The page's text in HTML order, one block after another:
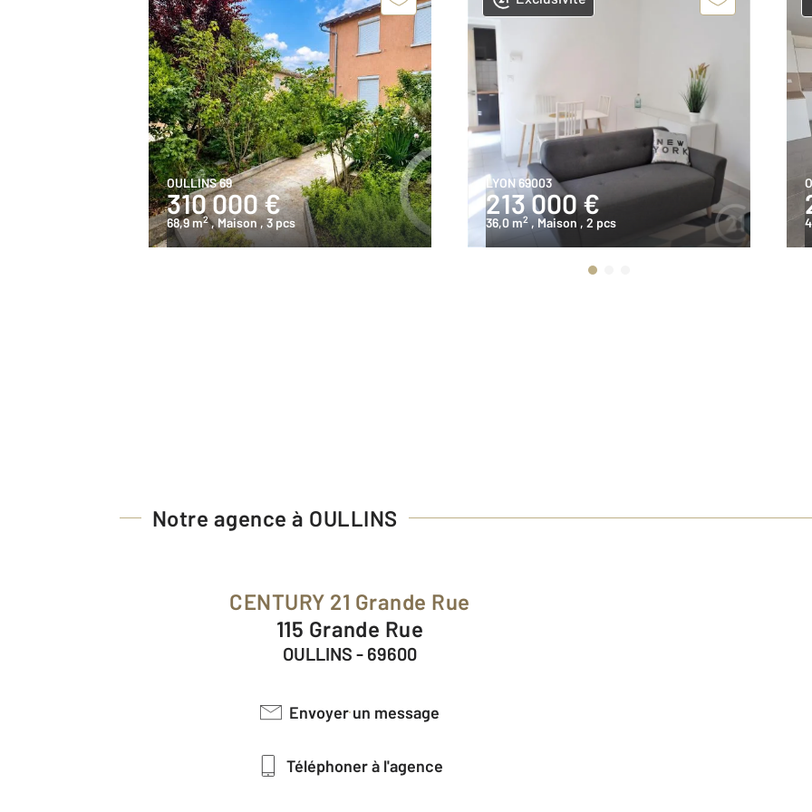
OULLINS 69
310 000 €
68,9 m2 , Maison, 3 pcs
LYON 69003
213 000 €
36,0 m2 , Maison , 2 pcs
Notre agence à OULLINS
CENTURY 21 Grande Rue
115 Grande Rue
OULLINS - 69600
Envoyer un message
Téléphoner à l'agence